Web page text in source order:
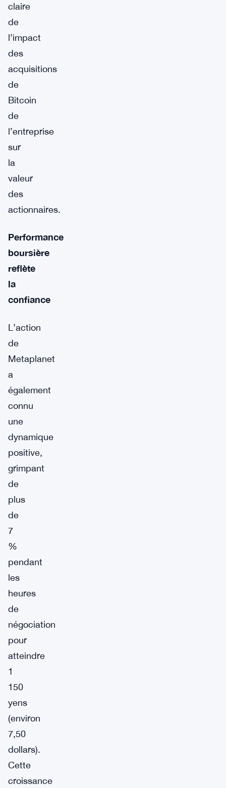
claire
de
l’impact
des
acquisitions
de
Bitcoin
de
l’entreprise
sur
la
valeur
des
actionnaires.
Performance
boursière
reflète
la
confiance
L’action
de
Metaplanet
a
également
connu
une
dynamique
positive,
grimpant
de
plus
de
7
%
pendant
les
heures
de
négociation
pour
atteindre
1
150
yens
(environ
7,50
dollars).
Cette
croissance